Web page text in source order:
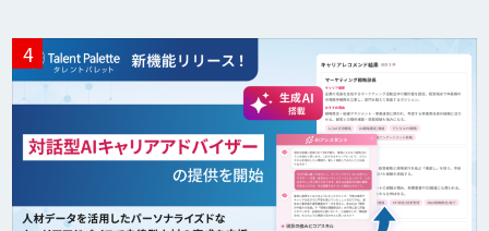
画像解析・デジタルツイン領域のAI開発
Copilot活用支援